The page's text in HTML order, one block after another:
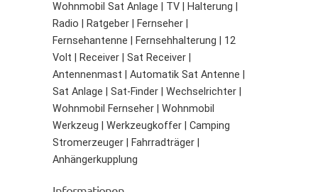
Wohnmobil Sat Anlage | TV | Halterung |
Radio | Ratgeber | Fernseher |
Fernsehantenne | Fernsehhalterung | 12
Volt | Receiver | Sat Receiver |
Antennenmast | Automatik Sat Antenne |
Sat Anlage | Sat-Finder | Wechselrichter |
Wohnmobil Fernseher | Wohnmobil
Werkzeug | Werkzeugkoffer | Camping
Stromerzeuger | Fahrradträger |
Anhängerkupplung